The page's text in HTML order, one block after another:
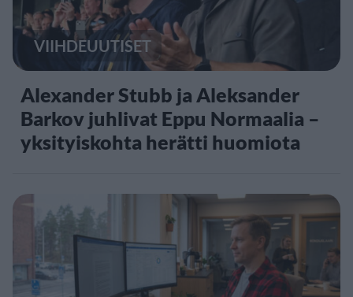
VIIHDEUUTISET
Alexander Stubb ja Aleksander
Barkov juhlivat Eppu Normaalia –
yksityiskohta herätti huomiota